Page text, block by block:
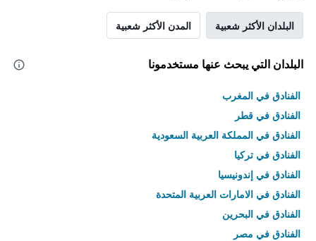
البلدان الأكثر شعبية المدن الأكثر شعبية
البلدان التي يبحث عنها مستخدمونا
الفنادق في المغرب
الفنادق في قطر
الفنادق في المملكة العربية السعودية
الفنادق في تركيا
الفنادق في إندونيسيا
الفنادق في الامارات العربية المتحدة
الفنادق في البحرين
الفنادق في مصر